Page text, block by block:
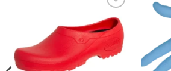
Zu den
Favoriten
hinzufügen